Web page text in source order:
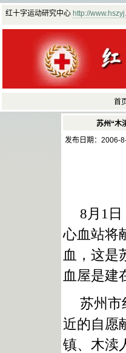
红十字运动研究中心 http://
首
苏州“木
发布日期：2006-
8 月 1 日
心血站将
血，这是
血屋是建
苏州市
近的自愿
镇、木渎